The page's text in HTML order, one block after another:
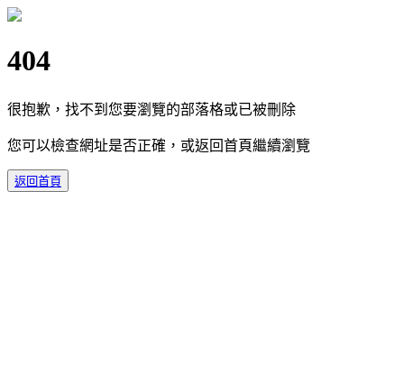
404
很抱歉，找不到您要瀏覽的部落格或已被刪除
您可以檢查網址是否正確，或返回首頁繼續瀏覽
返回首頁